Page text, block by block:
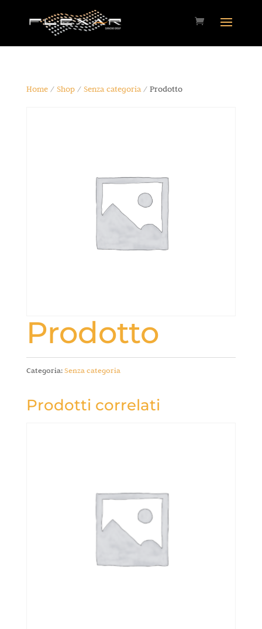
Home/ Shop/ Senza categoria/ Prodotto
Prodotto
Categoria:Senza categoria
Prodotti correlati